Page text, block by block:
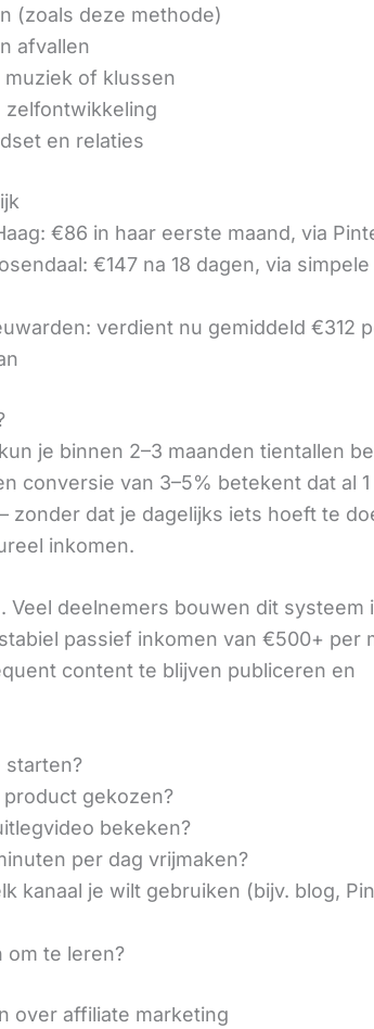
(zoals deze methode)
afvallen
muziek of klussen
zelfontwikkeling
en relaties
€86 in haar eerste maand, via
€147 na 18 dagen, via simpele
verdient nu gemiddeld €312
je binnen 2–3 maanden tientallen
conversie van 3–5% betekent dat al 1
zonder dat je dagelijks iets hoeft te
inkomen.
Veel deelnemers bouwen dit systeem
passief inkomen van €500+ per
content te blijven publiceren en
starten?
product gekozen?
bekeken?
per dag vrijmaken?
kanaal je wilt gebruiken (bijv. blog,
om te leren?
over affiliate marketing